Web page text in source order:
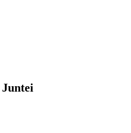
Juntei